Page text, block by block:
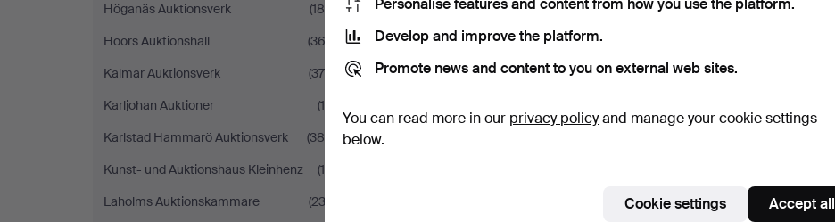
Höganäs Auktionsverk
(186)
Höörs Auktionshall
(362)
Kalmar Auktionsverk
(378)
Karljohan Auktioner
(10)
Karlstad Hammarö Auktionsverk
(385)
Kunst- und Auktionshaus Kleinhenz
(19)
Laholms Auktionskammare
(233)
Develop and improve the platform.
Promote news and content to you on external web sites.
You can read more in our privacy policyand manage your cookie settings
below.
Cookie settings Accept all